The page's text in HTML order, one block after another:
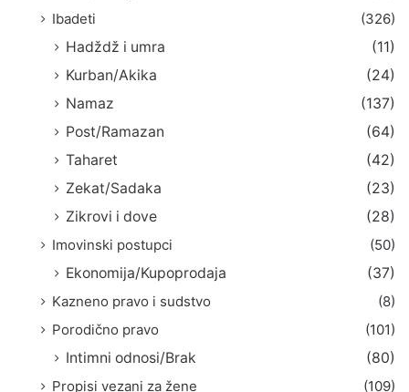
Ibadeti
(326)
Hadždž i umra
(11)
Kurban/Akika
(24)
Namaz
(137)
Post/Ramazan
(64)
Taharet
(42)
Zekat/Sadaka
(23)
Zikrovi i dove
(28)
Imovinski postupci
(50)
Ekonomija/Kupoprodaja
(37)
Kazneno pravo i sudstvo
(8)
Porodično pravo
(101)
Intimni odnosi/Brak
(80)
Propisi vezani za žene
(109)